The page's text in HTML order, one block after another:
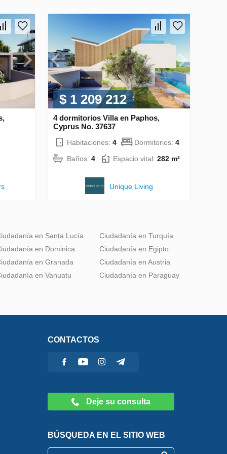
$ 1 209 212
4 dormitorios Villa en Paphos,
Cyprus No. 37637
Habitaciones: 4 Dormitorios: 4
Baños: 4 Espacio vital: 282 m²
Unique Living
en Santa Lucía
en Dominica
en Granada
en Vanuatu
Ciudadanía en Turquía
Ciudadanía en Egipto
Ciudadanía en Austria
Ciudadanía en Paraguay
CONTACTOS
Deje su consulta
BÚSQUEDA EN EL SITIO WEB